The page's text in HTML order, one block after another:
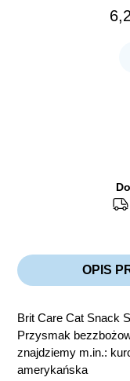
OPIS
Brit Care Cat Snack
Przysmak
znajdziemy m.in.:
amerykańska